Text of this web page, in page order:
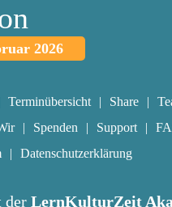
2026
Terminübersicht Share
Spenden Support
Datenschutzerklärung
der LernKulturZeit